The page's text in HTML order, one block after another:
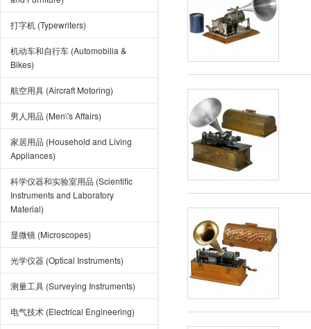
打字机 (Typewriters)
机动车和自行车 (Automobilia &
Bikes)
航空用具 (Aircraft Motoring)
男人用品 (Men\'s Affairs)
家居用品 (Household and Living
Appliances)
科学仪器和实验室用品 (Scientific
Instruments and Laboratory
Material)
显微镜 (Microscopes)
光学仪器 (Optical Instruments)
测量工具 (Surveying Instruments)
电气技术 (Electrical Engineering)